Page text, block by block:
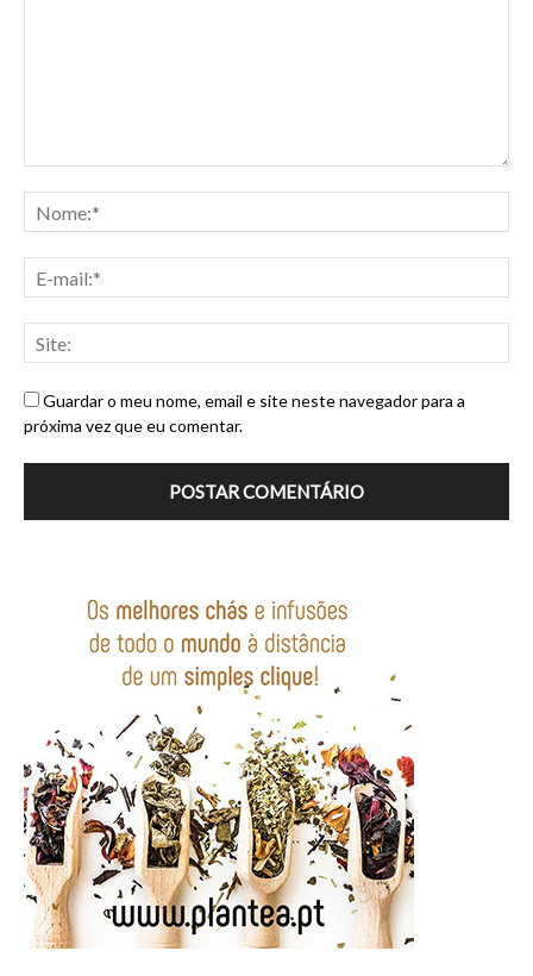
Guardar o meu nome, email e site neste navegador para a
próxima vez que eu comentar.